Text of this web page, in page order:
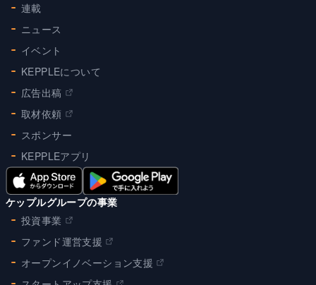
連載
ニュース
イベント
KEPPLEについて
広告出稿
取材依頼
スポンサー
KEPPLEアプリ
ケップルグループの事業
投資事業
ファンド運営支援
オープンイノベーション支援